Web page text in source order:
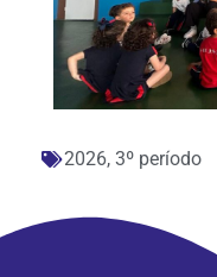
2026, 3º período